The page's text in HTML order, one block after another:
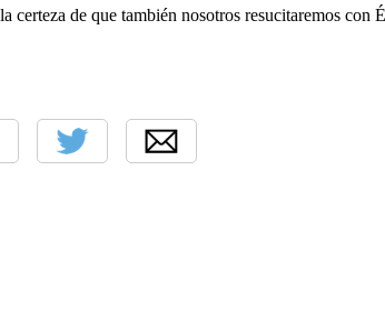
certeza de que también nosotros resucitaremos con